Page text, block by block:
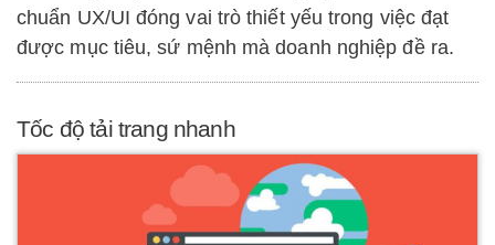
chuẩn UX/UI đóng vai trò thiết yếu trong việc đạt
được mục tiêu, sứ mệnh mà doanh nghiệp đề ra.
Tốc độ tải trang nhanh